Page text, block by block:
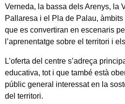
Verneda, la bassa dels Arenys, la
Pallaresa i el Pla de Palau, àmbits
que es convertiran en escenaris
l’aprenentatge sobre el territori i
L’oferta del centre s’adreça
educativa, tot i que també està
públic general interessat en la
del territori.